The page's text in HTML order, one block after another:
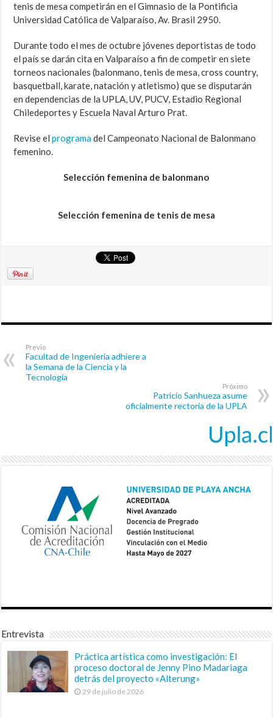
tenis de mesa competirán en el Gimnasio de la Pontificia
Universidad Católica de Valparaíso, Av. Brasil 2950.
Durante todo el mes de octubre jóvenes deportistas de todo
el país se darán cita en Valparaíso a fin de competir en siete
torneos nacionales (balonmano, tenis de mesa, cross country,
basquetball, karate, natación y atletismo) que se disputarán
en dependencias de la UPLA, UV, PUCV, Estadio Regional
Chiledeportes y Escuela Naval Arturo Prat.
Revise elprogramadel Campeonato Nacional de Balonmano
femenino.
Selección femenina de balonmano
Selección femenina de tenis de mesa
Previo
Facultad de Ingeniería adhiere a
la Semana de la Ciencia y la
Tecnología
Próximo
Patricio Sanhueza asume
oficialmente rectoría de la UPLA
Entrevista
Práctica artística como investigación: El
proceso doctoral de Jenny Pino Madariaga
detrás del proyecto «Alterung»
29 de julio de 2026